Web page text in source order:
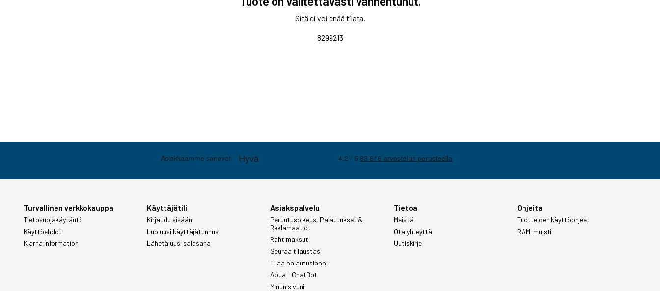
Sitä ei voi enää tilata.
8299213
Turvallinen verkkokauppa
Tietosuojakäytäntö
Käyttöehdot
Klarna information
Käyttäjätili
Kirjaudu sisään
Luo uusi käyttäjätunnus
Lähetä uusi salasana
Asiakspalvelu
Peruutusoikeus, Palautukset &
Reklamaatiot
Rahtimaksut
Seuraa tilaustasi
Tilaa palautuslappu
Apua - ChatBot
Minun sivuni
Tietoa
Meistä
Ota yhteyttä
Uutiskirje
Ohjeita
Tuotteiden käyttöohjeet
RAM-muisti